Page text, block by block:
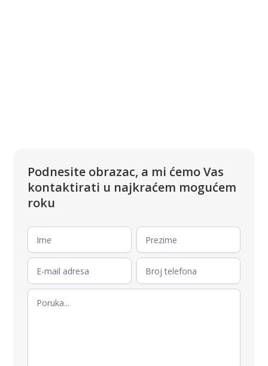
Podnesite obrazac, a mi ćemo Vas
kontaktirati u najkraćem mogućem
roku